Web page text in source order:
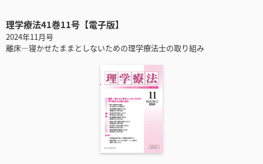
理学療法41巻11号【電子版】
2024年11月号
離床―寝かせたままとしないための理学療法士の取り組み